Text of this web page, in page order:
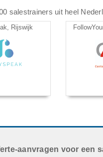
salestrainers uit heel
Rijswijk
aanvragen voor een